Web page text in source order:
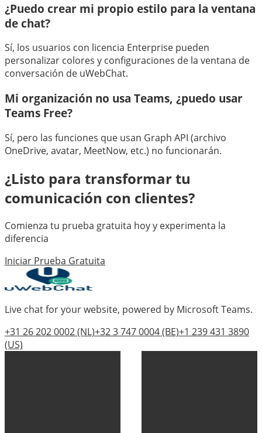
¿Puedo crear mi propio estilo para la ventana
de chat?
Sí, los usuarios con licencia Enterprise pueden
personalizar colores y configuraciones de la ventana de
conversación de uWebChat.
Mi organización no usa Teams, ¿puedo usar
Teams Free?
Sí, pero las funciones que usan Graph API (archivo
OneDrive, avatar, MeetNow, etc.) no funcionarán.
¿Listo para transformar tu
comunicación con clientes?
Comienza tu prueba gratuita hoy y experimenta la
diferencia
Iniciar Prueba Gratuita
Live chat for your website, powered by Microsoft Teams.
+31 26 202 0002(NL)+32 3 747 0004(BE)+1 239 431 3890
(US)